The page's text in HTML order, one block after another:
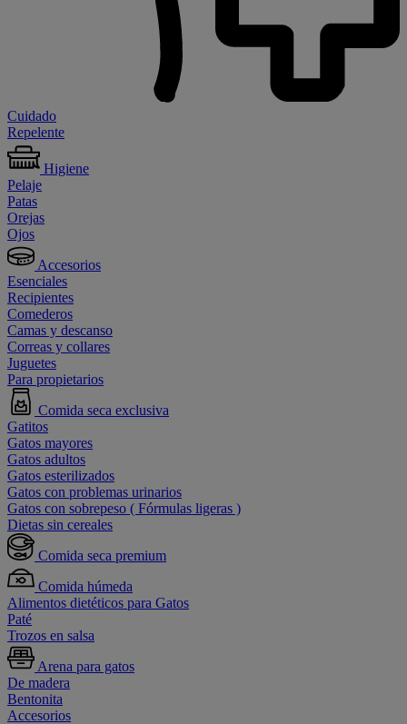
Cuidado
Repelente
Higiene
Pelaje
Patas
Orejas
Ojos
Accesorios
Esenciales
Recipientes
Comederos
Camas y descanso
Correas y collares
Juguetes
Para propietarios
Comida seca exclusiva
Gatitos
Gatos mayores
Gatos adultos
Gatos esterilizados
Gatos con problemas urinarios
Gatos con sobrepeso ( Fórmulas ligeras )
Dietas sin cereales
Comida seca premium
Comida húmeda
Alimentos dietéticos para Gatos
Paté
Trozos en salsa
Arena para gatos
De madera
Bentonita
Accesorios